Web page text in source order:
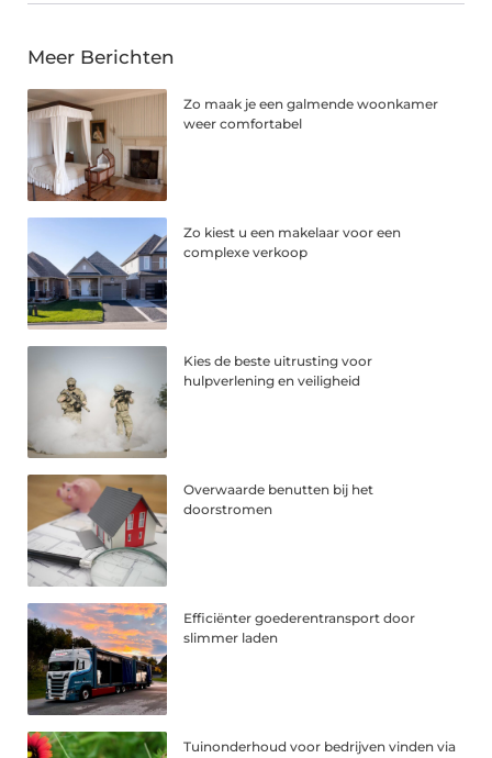
Meer Berichten
Zo maak je een galmende woonkamer
weer comfortabel
Zo kiest u een makelaar voor een
complexe verkoop
Kies de beste uitrusting voor
hulpverlening en veiligheid
Overwaarde benutten bij het
doorstromen
Efficiënter goederentransport door
slimmer laden
Tuinonderhoud voor bedrijven vinden via